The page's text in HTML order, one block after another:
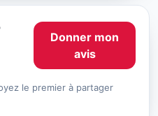
Donner mon
avis
le premier à partager